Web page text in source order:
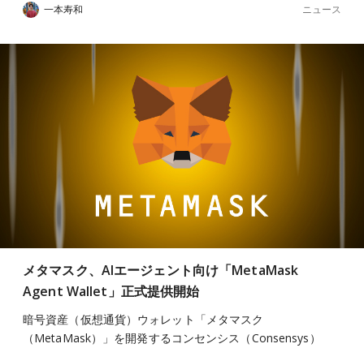
一本寿和 ニュース
メタマスク、AIエージェント向け「MetaMask
Agent Wallet」正式提供開始
暗号資産（仮想通貨）ウォレット「メタマスク
（MetaMask）」を開発するコンセンシス（Consensys）